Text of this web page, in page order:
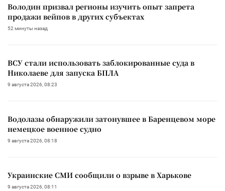
Володин призвал регионы изучить опыт запрета
продажи вейпов в других субъектах
52 минуты назад
ВСУ стали использовать заблокированные суда в
Николаеве для запуска БПЛА
9 августа 2026, 08:23
Водолазы обнаружили затонувшее в Баренцевом море
немецкое военное судно
9 августа 2026, 08:18
Украинские СМИ сообщили о взрыве в Харькове
9 августа 2026, 08:11